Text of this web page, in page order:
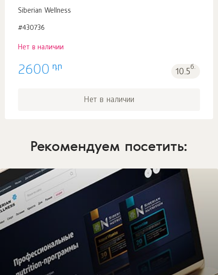
Siberian Wellness
#430736
Нет в наличии
2600 դր 10.5б.
Нет в наличии
Рекомендуем посетить: